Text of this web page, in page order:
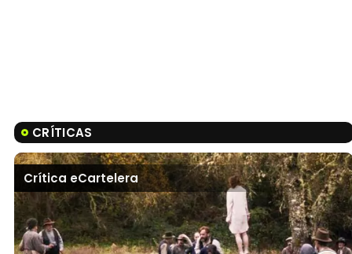
CRÍTICAS
Crítica eCartelera